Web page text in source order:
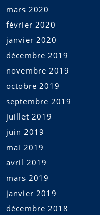
mars 2020
février 2020
janvier 2020
décembre 2019
novembre 2019
octobre 2019
septembre 2019
juillet 2019
juin 2019
mai 2019
avril 2019
mars 2019
janvier 2019
décembre 2018